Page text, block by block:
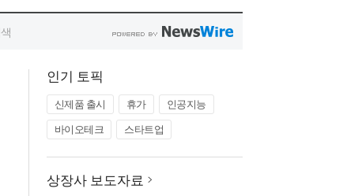
인기 토픽
신제품 출시 휴가
인공지능
바이오테크
스타트업
상장사 보도자료